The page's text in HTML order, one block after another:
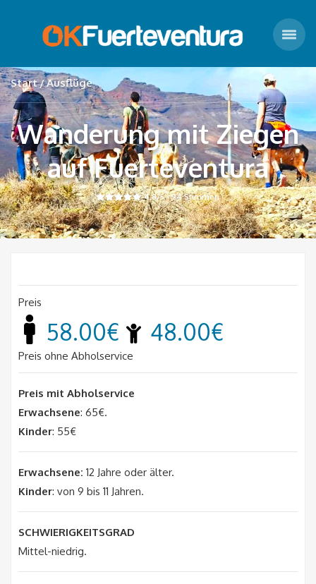
Start Ausflüge
Wanderung mit Ziegen
auf Fuerteventura
4.8/5 -94Stimmen
Preis
58.00€ 48.00€
Preis ohne Abholservice
Preis mit Abholservice
Erwachsene: 65€.
Kinder: 55€
Erwachsene: 12 Jahre oder älter.
Kinder: von 9 bis 11 Jahren.
SCHWIERIGKEITSGRAD
Mittel-niedrig.